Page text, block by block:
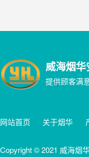
威海烟华
提供顾客满
网站首页 关于烟华
Copyright © 2021 威海烟